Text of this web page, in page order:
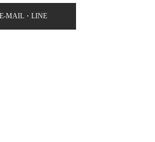
E-MAIL・LINE